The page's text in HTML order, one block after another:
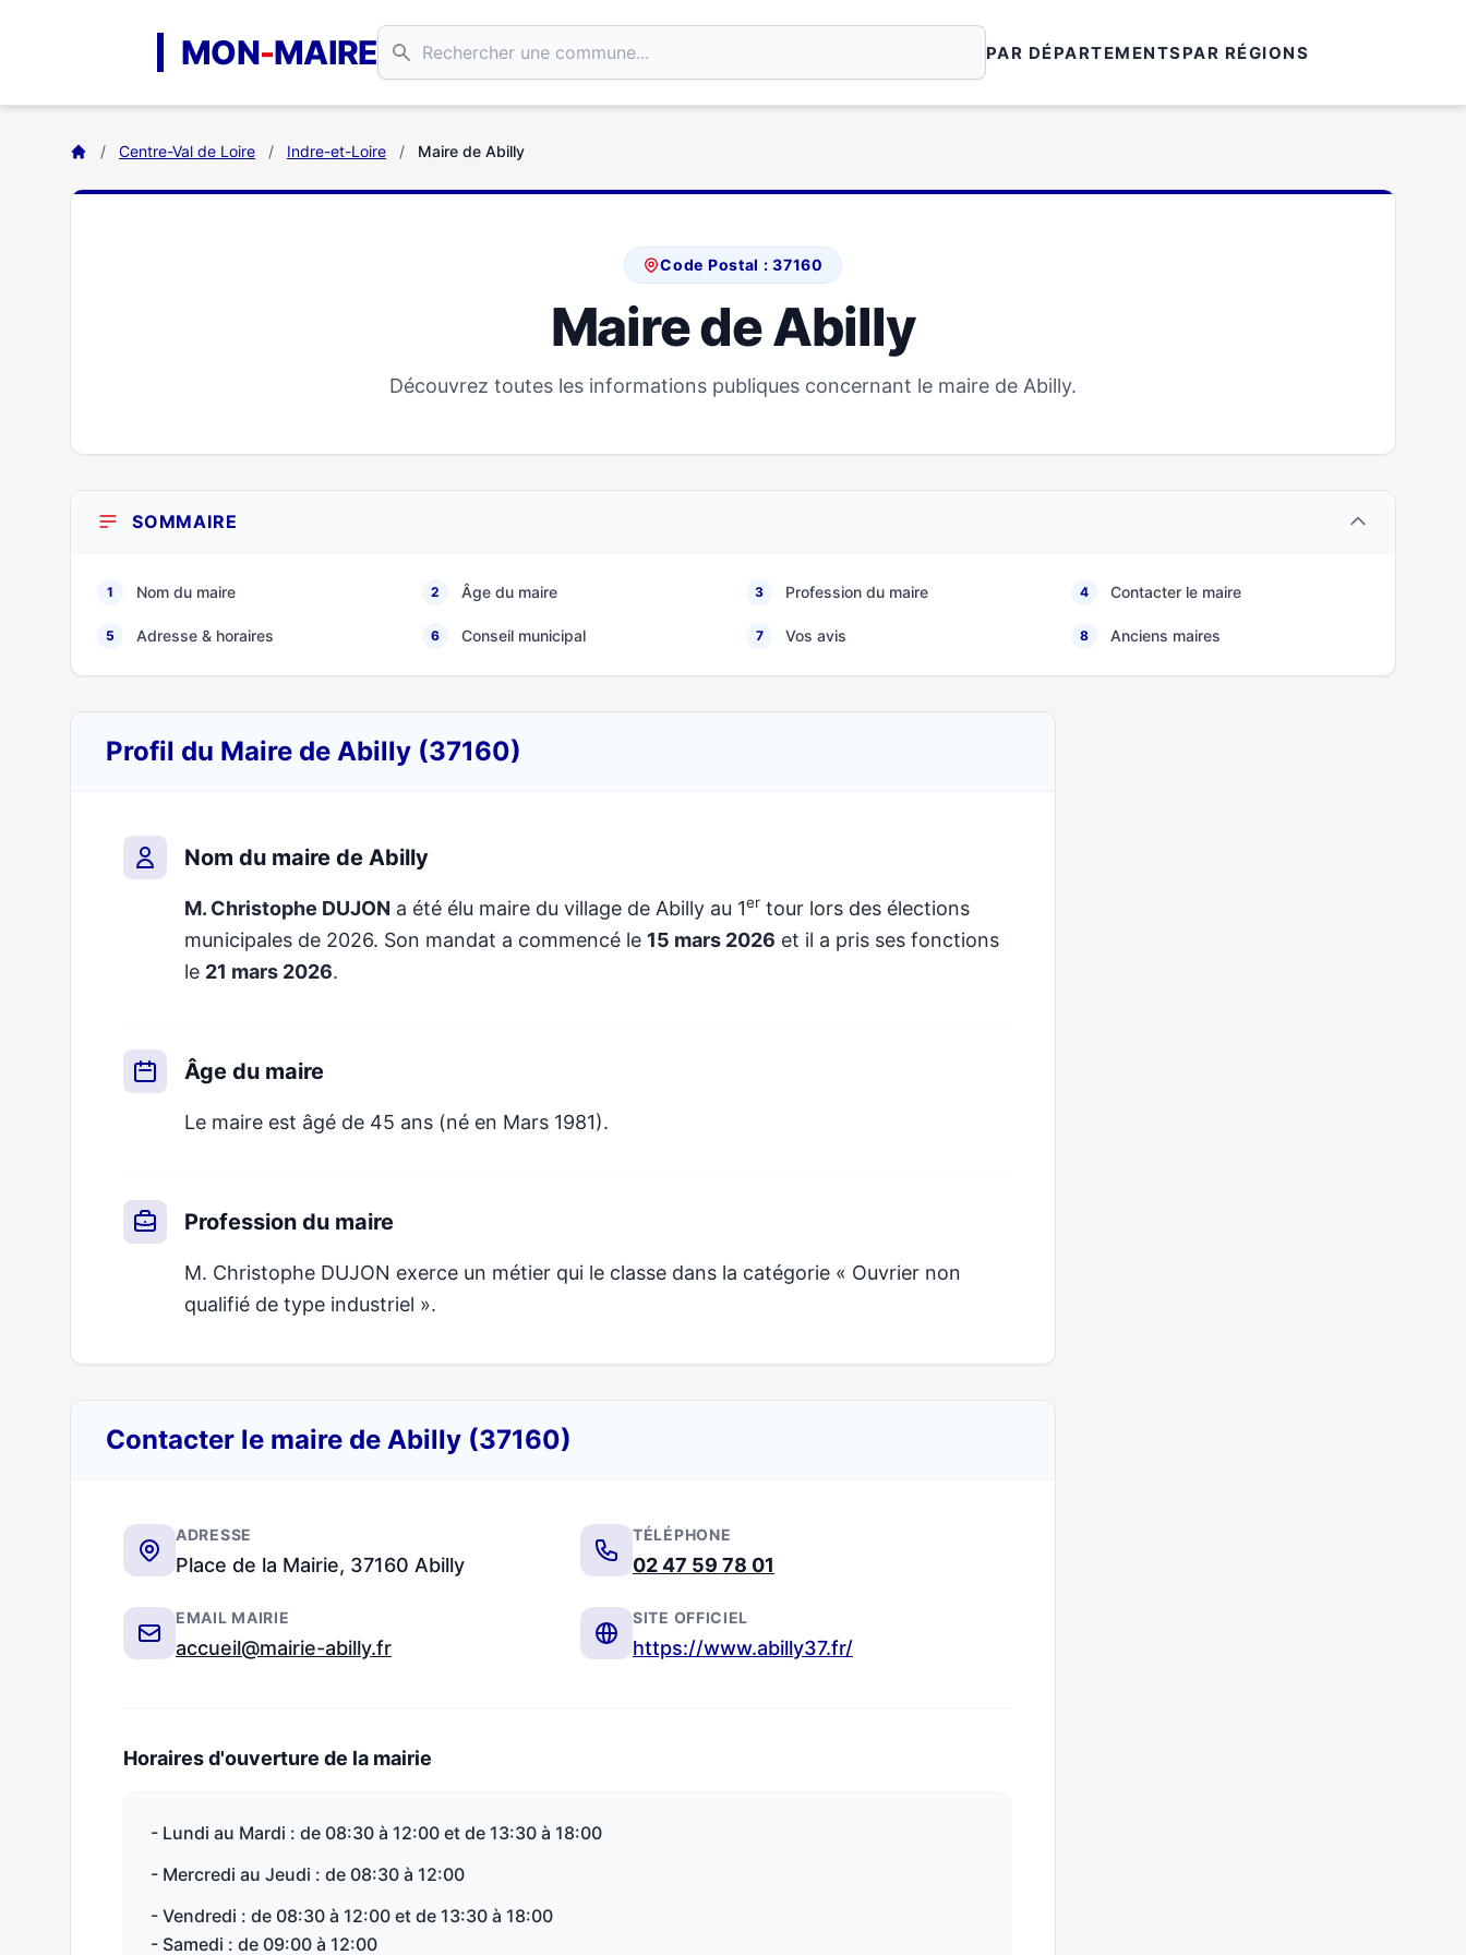
MON-MAIRE PAR DÉPARTEMENTSPAR RÉGIONS
/ Centre-Val de Loire / Indre-et-Loire / Maire de Abilly
Code Postal : 37160
Maire de Abilly
Découvrez toutes les informations publiques concernant le maire de Abilly.
SOMMAIRE
1 Nom du maire 2 Âge du maire 3 Profession du maire 4 Contacter le maire
5 Adresse & horaires 6 Conseil municipal 7 Vos avis 8 Anciens maires
Profil du Maire de Abilly (37160)
Nom du maire de Abilly
M. Christophe DUJON a été élu maire du village de Abilly au 1er tour lors des élections
municipales de 2026. Son mandat a commencé le 15 mars 2026 et il a pris ses fonctions
le 21 mars 2026.
Âge du maire
Le maire est âgé de 45 ans (né en Mars 1981).
Profession du maire
M. Christophe DUJON exerce un métier qui le classe dans la catégorie « Ouvrier non
qualifié de type industriel ».
Contacter le maire de Abilly (37160)
ADRESSE
Place de la Mairie, 37160 Abilly
TÉLÉPHONE
02 47 59 78 01
EMAIL MAIRIE
accueil@mairie-abilly.fr
SITE OFFICIEL
https://www.abilly37.fr/
Horaires d'ouverture de la mairie
- Lundi au Mardi : de 08:30 à 12:00 et de 13:30 à 18:00
- Mercredi au Jeudi : de 08:30 à 12:00
- Vendredi : de 08:30 à 12:00 et de 13:30 à 18:00
- Samedi : de 09:00 à 12:00